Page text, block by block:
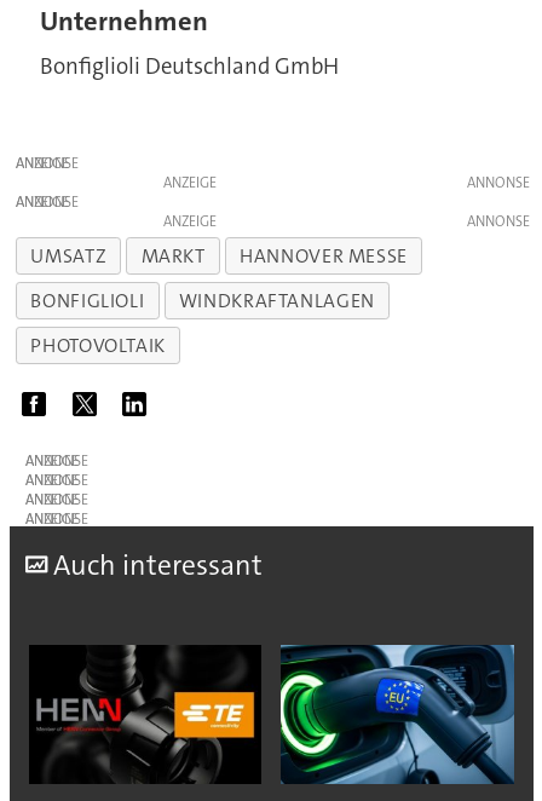
Unternehmen
Bonfiglioli Deutschland GmbH
ANZEIGE
ANZEIGE
ANZEIGE
ANZEIGE
UMSATZ MARKT
HANNOVER MESSE
BONFIGLIOLI
WINDKRAFTANLAGEN
PHOTOVOLTAIK
ANZEIGE
ANZEIGE
ANZEIGE
ANZEIGE
Auch interessant